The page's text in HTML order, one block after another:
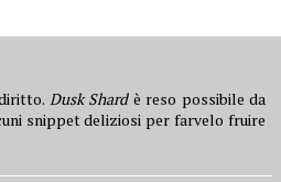
Dusk Shardè reso possibile da
snippet deliziosi per farvelo fruire